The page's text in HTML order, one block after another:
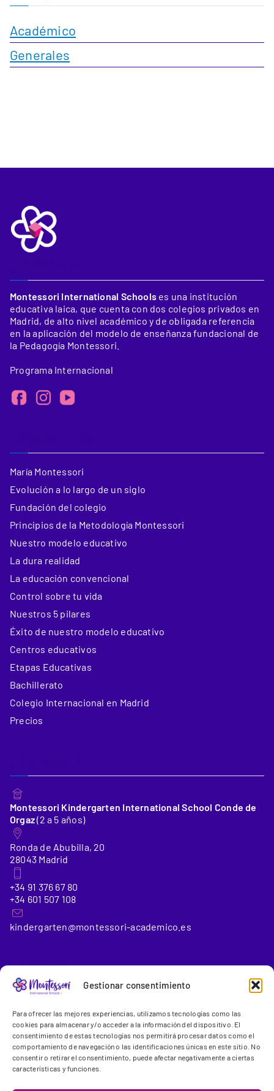
Gestionar consentimiento
Para ofrecer las mejores experiencias, utilizamos tecnologías como las
cookies para almacenar y/o acceder a la información del dispositivo. El
consentimiento de estas tecnologías nos permitirá procesar datos como el
comportamiento de navegación o las identificaciones únicas en este sitio. No
consentir o retirar el consentimiento, puede afectar negativamente a ciertas
características y funciones.
Académico
Generales
Montessori International Schools es una institución
educativa laica, que cuenta con dos colegios privados en
Madrid, de alto nivel académico y de obligada referencia
en la aplicación del modelo de enseñanza fundacional de
la Pedagogía Montessori.
Programa Internacional
María Montessori
Evolución a lo largo de un siglo
Fundación del colegio
Principios de la Metodología Montessori
Nuestro modelo educativo
La dura realidad
La educación convencional
Control sobre tu vida
Nuestros 5 pilares
Éxito de nuestro modelo educativo
Centros educativos
Etapas Educativas
Bachillerato
Colegio Internacional en Madrid
Precios
Montessori Kindergarten International School Conde de
Orgaz(2 a 5 años)
Ronda de Abubilla, 20
28043 Madrid
+34 91 376 67 80
+34 601 507 108
kindergarten@montessori-academico.es
_Colegio 2
Montessori International School Conde de Orgaz(6 a 18
años)
Gregorio Benítez, 23-25
28043 Madrid